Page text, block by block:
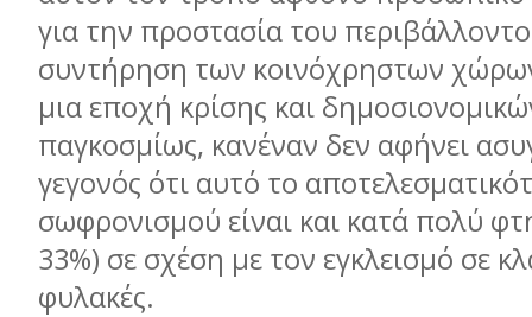
για την προστασία του
συντήρηση των κοινόχρηστων
µια εποχή κρίσης και
παγκοσµίως, κανέναν δεν αφήνει
γεγονός ότι αυτό το
σωφρονισµού είναι και κατά πολύ
33%) σε σχέση µε τον εγκλεισµό σε
φυλακές.